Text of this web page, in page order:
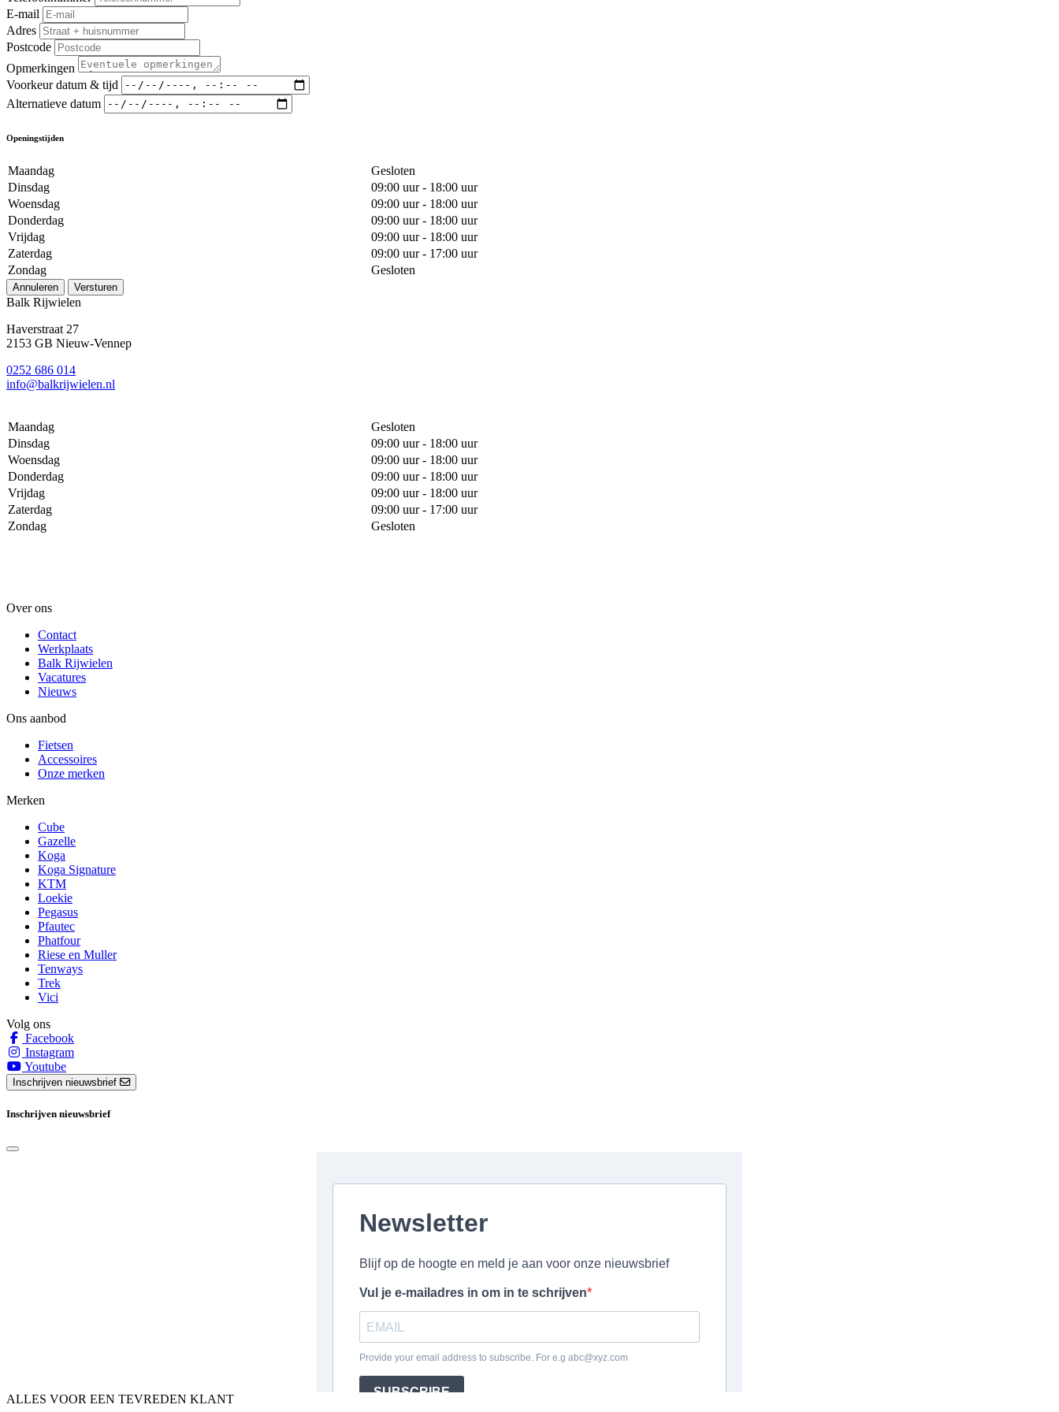
E-mail
Adres
Postcode
Opmerkingen
Voorkeur datum & tijd
Alternatieve datum
Openingstijden
Maandag
Gesloten
Dinsdag
09:00 uur - 18:00 uur
Woensdag
09:00 uur - 18:00 uur
Donderdag
09:00 uur - 18:00 uur
Vrijdag
09:00 uur - 18:00 uur
Zaterdag
09:00 uur - 17:00 uur
Zondag
Gesloten
Annuleren Versturen
Balk Rijwielen
Haverstraat 27
2153 GB Nieuw-Vennep
0252 686 014
info@balkrijwielen.nl
Maandag
Gesloten
Dinsdag
09:00 uur - 18:00 uur
Woensdag
09:00 uur - 18:00 uur
Donderdag
09:00 uur - 18:00 uur
Vrijdag
09:00 uur - 18:00 uur
Zaterdag
09:00 uur - 17:00 uur
Zondag
Gesloten
Over ons
Contact
Werkplaats
Balk Rijwielen
Vacatures
Nieuws
Ons aanbod
Fietsen
Accessoires
Onze merken
Merken
Cube
Gazelle
Koga
Koga Signature
KTM
Loekie
Pegasus
Pfautec
Phatfour
Riese en Muller
Tenways
Trek
Vici
Volg ons
Facebook
Instagram
Youtube
Inschrijven nieuwsbrief
Inschrijven nieuwsbrief
ALLES VOOR EEN TEVREDEN KLANT